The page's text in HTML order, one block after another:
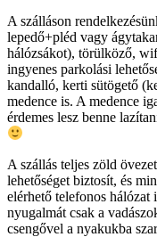
A szálláson
lepedő+pléd vagy
hálózsákot), törülköző,
ingyenes parkolási
kandalló, kerti sütögető
medence is. A medence
érdemes lesz benne
A szállás teljes zöld
lehetőséget biztosít, és
elérhető telefonos
nyugalmát csak a
csengővel a nyakukba